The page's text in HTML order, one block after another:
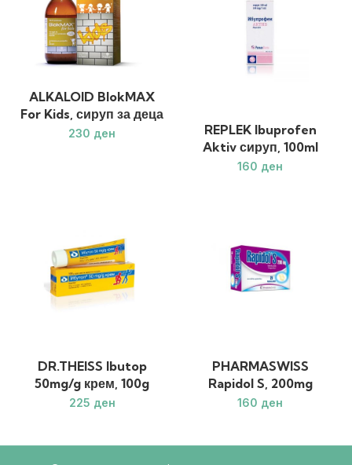
ALKALOID BlokMAX
For Kids, сируп за деца
ден
REPLEK Ibuprofen
Aktiv сируп, 100ml
ден
DR.THEISS Ibutop
50mg/g крем, 100g
ден
PHARMASWISS
Rapidol S, 200mg
ден